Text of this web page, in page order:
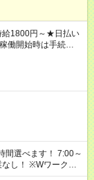
1800円～★日払い
働開始時は手続き完
ークの
はご案内できませ